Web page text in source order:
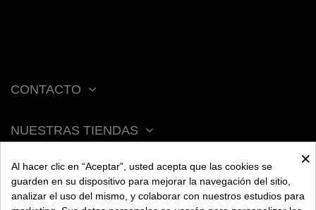
CONTACTO
NUESTRAS TIENDAS
ACERCA DE BENGALA
×
Al hacer clic en “Aceptar”, usted acepta que las cookies se
guarden en su dispositivo para mejorar la navegación del sitio,
analizar el uso del mismo, y colaborar con nuestros estudios para